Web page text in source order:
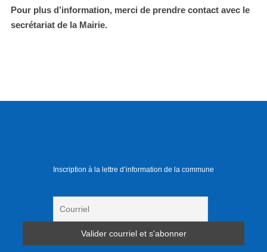
Pour plus d’information, merci de prendre contact avec le
secrétariat de la Mairie.
Inscription à la lettre d’information de la commune